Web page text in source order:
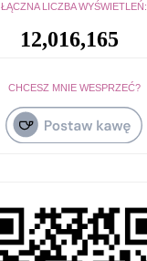
ŁĄCZNA LICZBA WYŚWIETLEŃ:
12,016,165
CHCESZ MNIE WESPRZEĆ?